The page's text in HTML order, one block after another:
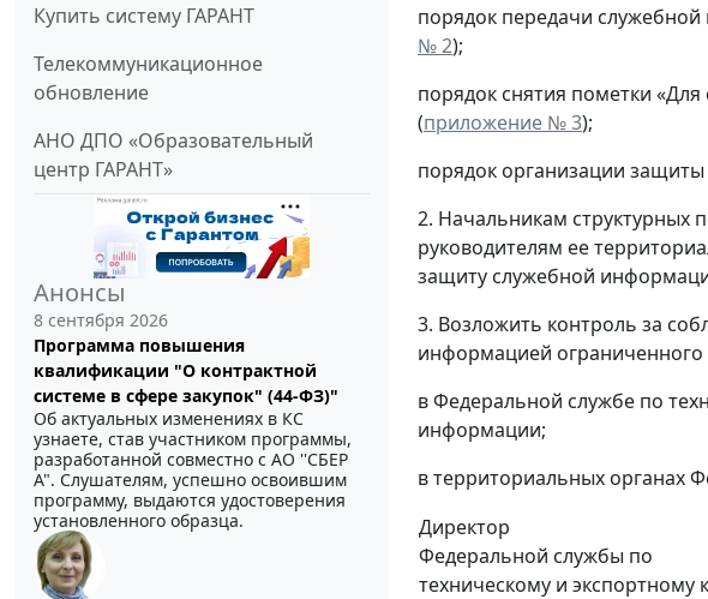
Купить систему ГАРАНТ
Телекоммуникационное
обновление
АНО ДПО «Образовательный
центр ГАРАНТ»
Анонсы
8 сентября 2026
Программа повышения
квалификации "О контрактной
системе в сфере закупок" (44-ФЗ)"
Об актуальных изменениях в КС
узнаете, став участником программы,
разработанной совместно с АО ''СБЕР
А". Слушателям, успешно освоившим
программу, выдаются удостоверения
установленного образца.
порядок передачи
№ 2);
порядок снятия пометки
(приложение № 3);
порядок организации
2. Начальникам структурных
руководителям ее
защиту служебной
3. Возложить контроль за
информацией ограниченного
в Федеральной службе по
информации;
в территориальных органах
Директор
Федеральной службы по
техническому и экспортному